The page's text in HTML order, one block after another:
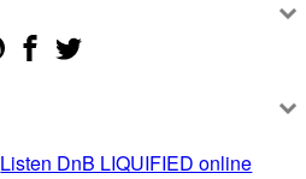
Listen DnB LIQUIFIED online